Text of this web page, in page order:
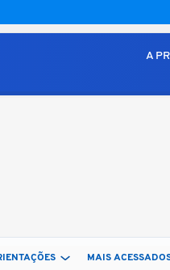
A
MAIS